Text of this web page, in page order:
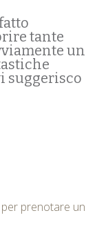
tante
un
suggerisco
prenotare un